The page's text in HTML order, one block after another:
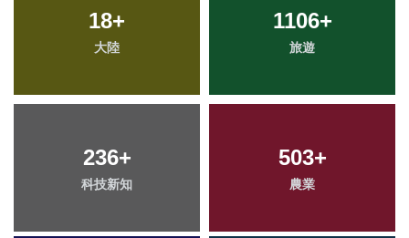
18+
大陸
1106+
旅遊
236+
科技新知
503+
農業